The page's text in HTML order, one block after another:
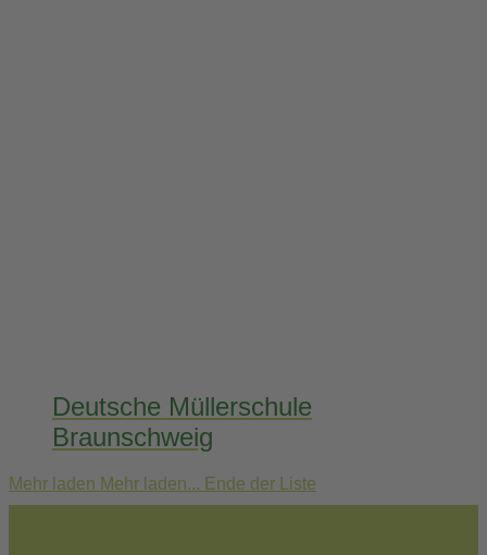
Deutsche Müllerschule
Braunschweig
Mehr laden Mehr laden... Ende der Liste